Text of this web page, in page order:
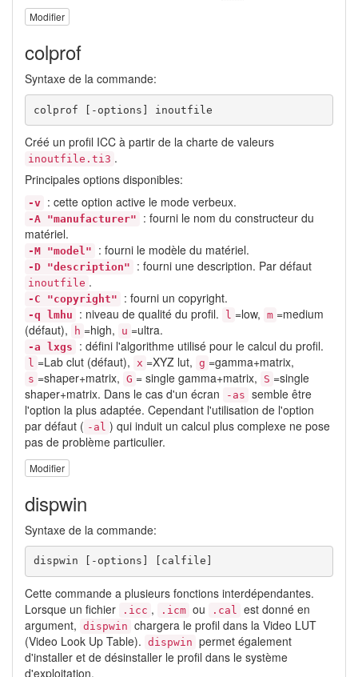
Modifier
colprof
Syntaxe de la commande:
colprof [-options] inoutfile
Créé un profil ICC à partir de la charte de valeurs
inoutfile.ti3 .
Principales options disponibles:
-v : cette option active le mode verbeux.
-A "manufacturer"
: fourni le nom du constructeur du
matériel.
-M "model" : fourni le modèle du matériel.
-D "description" : fourni une description. Par défaut
inoutfile .
-C "copyright" : fourni un copyright.
-q lmhu : niveau de qualité du profil. l =low, m =medium
(défaut),
h =high, u =ultra.
-a lxgs : défini l'algorithme utilisé pour le calcul du profil.
l =Lab clut (défaut), x =XYZ lut, g =gamma+matrix,
s =shaper+matrix, G = single gamma+matrix, S =single
shaper+matrix. Dans le cas d'un écran
-as semble être
l'option la plus adaptée. Cependant l'utilisation de l'option
par défaut ( -al ) qui induit un calcul plus complexe ne pose
pas de problème particulier.
Modifier
dispwin
Syntaxe de la commande:
dispwin [-options] [calfile]
Cette commande a plusieurs fonctions interdépendantes.
Lorsque un fichier
.icc , .icm ou .cal
est donné en
argument, dispwin chargera le profil dans la Video LUT
(Video Look Up Table). dispwin permet également
d'installer et de désinstaller le profil dans le système
d'exploitation.